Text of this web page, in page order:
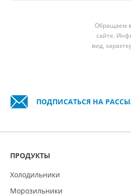
Обращаем
сайте.
вид,
ПОДПИСАТЬСЯ НА
ПРОДУКТЫ
Холодильники
Морозильники